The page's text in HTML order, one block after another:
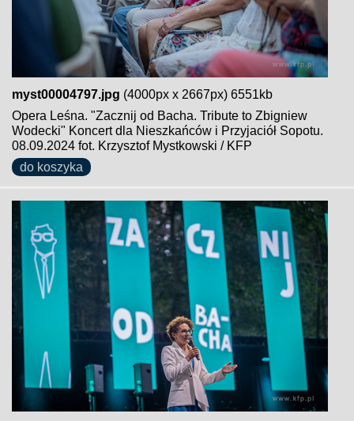
myst00004797.jpg (4000px x 2667px) 6551kb
Opera Leśna. "Zacznij od Bacha. Tribute to Zbigniew
Wodecki" Koncert dla Nieszkańców i Przyjaciół Sopotu.
08.09.2024 fot. Krzysztof Mystkowski / KFP
do koszyka